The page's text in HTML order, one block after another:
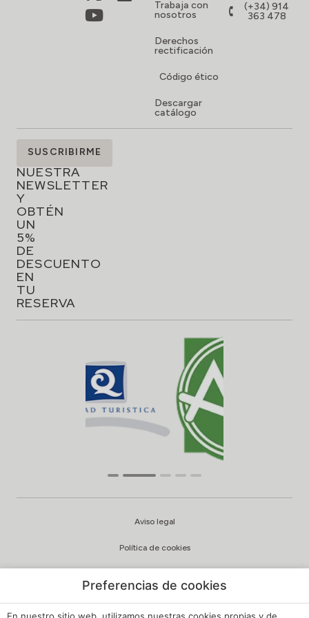
Trabaja con
nosotros
Derechos
rectificación
Código ético
Descargar
catálogo
(+34) 914
363 478
SUSCRÍBETE
NUESTRA
NEWSLETTER
Y
OBTÉN
UN
5%
DE
DESCUENTO
EN
TU
RESERVA
SUSCRIBIRME
Aviso legal
Política de cookies
Preferencias de cookies